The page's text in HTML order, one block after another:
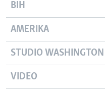
BIH
AMERIKA
STUDIO WASHINGTON
VIDEO